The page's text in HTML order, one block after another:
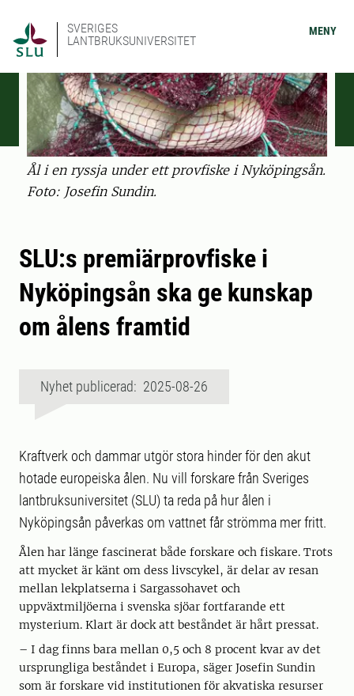
SVERIGES
LANTBRUKSUNIVERSITET
MENY
Ål i en ryssja under ett provfiske i Nyköpingsån.
Foto: Josefin Sundin.
SLU:s premiärprovfiske i
Nyköpingsån ska ge kunskap
om ålens framtid
Nyhet publicerad: 2025-08-26
Kraftverk och dammar utgör stora hinder för den akut
hotade europeiska ålen. Nu vill forskare från Sveriges
lantbruksuniversitet (SLU) ta reda på hur ålen i
Nyköpingsån påverkas om vattnet får strömma mer fritt.
Ålen har länge fascinerat både forskare och fiskare. Trots
att mycket är känt om dess livscykel, är delar av resan
mellan lekplatserna i Sargassohavet och
uppväxtmiljöerna i svenska sjöar fortfarande ett
mysterium. Klart är dock att beståndet är hårt pressat.
– I dag finns bara mellan 0,5 och 8 procent kvar av det
ursprungliga beståndet i Europa, säger Josefin Sundin
som är forskare vid institutionen för akvatiska resurser